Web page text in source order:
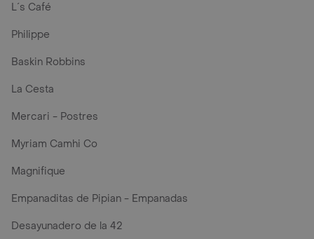
L´s Café
Philippe
Baskin Robbins
La Cesta
Mercari - Postres
Myriam Camhi Co
Magnifique
Empanaditas de Pipian - Empanadas
Desayunadero de la 42